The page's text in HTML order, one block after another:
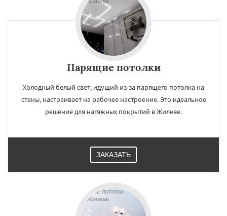
Парящие потолки
Холодный белый свет, идущий из-за парящего потолка на
стены, настраивает на рабочее настроение. Это идеальное
решение для натяжных покрытий в Жилеве.
ЗАКАЗАТЬ